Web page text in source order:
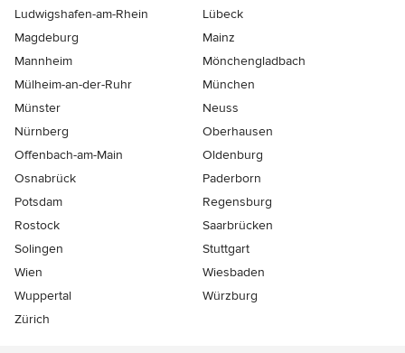
Ludwigshafen-am-Rhein
Lübeck
Magdeburg
Mainz
Mannheim
Mönchen­gladbach
Mülheim-an-der-Ruhr
München
Münster
Neuss
Nürnberg
Oberhausen
Offenbach-am-Main
Oldenburg
Osnabrück
Paderborn
Potsdam
Regensburg
Rostock
Saarbrücken
Solingen
Stuttgart
Wien
Wiesbaden
Wuppertal
Würzburg
Zürich